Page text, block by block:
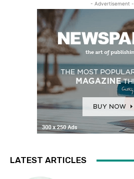
- Advertisement -
LATEST ARTICLES